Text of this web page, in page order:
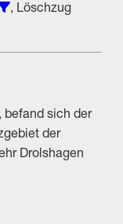
Einsätze unter
, Löschzug
befand sich der
der
Drolshagen